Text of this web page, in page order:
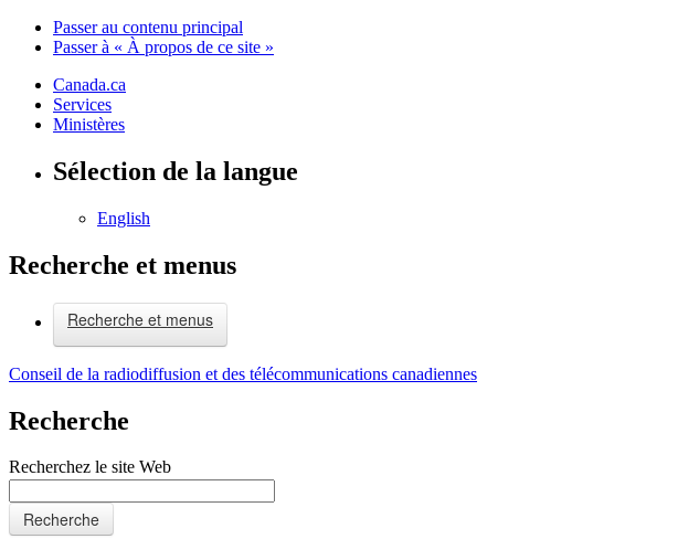
Passer au contenu principal
Passer à « À propos de ce site »
Canada.ca
Services
Ministères
Sélection de la langue
English
Recherche et menus
Recherche et menus
Conseil de la radiodiffusion et des télécommunications canadiennes
Recherche
Recherchez le site Web
Recherche